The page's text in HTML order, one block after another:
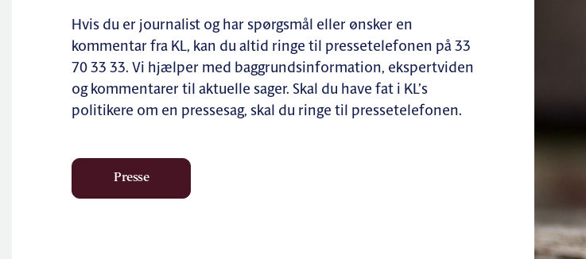
Hvis du er journalist og har spørgsmål eller ønsker en
kommentar fra KL, kan du altid ringe til pressetelefonen på 33
70 33 33. Vi hjælper med baggrundsinformation, ekspertviden
og kommentarer til aktuelle sager. Skal du have fat i KL’s
politikere om en pressesag, skal du ringe til pressetelefonen.
Presse